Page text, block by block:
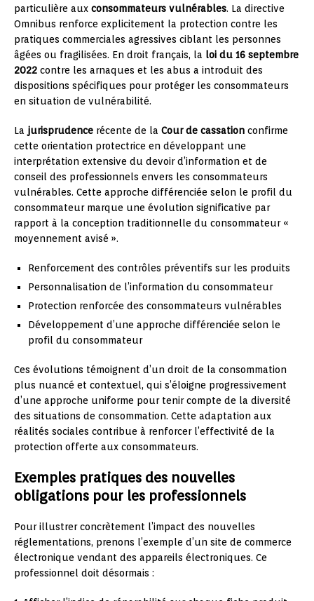
particulière aux consommateurs vulnérables. La directive
Omnibus renforce explicitement la protection contre les
pratiques commerciales agressives ciblant les personnes
âgées ou fragilisées. En droit français, la loi du 16 septembre
2022 contre les arnaques et les abus a introduit des
dispositions spécifiques pour protéger les consommateurs
en situation de vulnérabilité.
La jurisprudence récente de la Cour de cassation confirme
cette orientation protectrice en développant une
interprétation extensive du devoir d’information et de
conseil des professionnels envers les consommateurs
vulnérables. Cette approche différenciée selon le profil du
consommateur marque une évolution significative par
rapport à la conception traditionnelle du consommateur «
moyennement avisé ».
Renforcement des contrôles préventifs sur les produits
Personnalisation de l’information du consommateur
Protection renforcée des consommateurs vulnérables
Développement d’une approche différenciée selon le
profil du consommateur
Ces évolutions témoignent d’un droit de la consommation
plus nuancé et contextuel, qui s’éloigne progressivement
d’une approche uniforme pour tenir compte de la diversité
des situations de consommation. Cette adaptation aux
réalités sociales contribue à renforcer l’effectivité de la
protection offerte aux consommateurs.
Exemples pratiques des nouvelles
obligations pour les professionnels
Pour illustrer concrètement l’impact des nouvelles
réglementations, prenons l’exemple d’un site de commerce
électronique vendant des appareils électroniques. Ce
professionnel doit désormais :